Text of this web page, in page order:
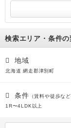
検索エリア・条件の
地域
北海道 網走郡津別町
条件 （賃料や徒歩な
1R〜4LDK以上